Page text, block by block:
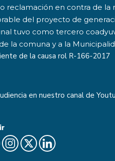
reclamación en contra de
del proyecto de
tuvo como tercero
la comuna y a la
de la causa rol R-166-2017
en nuestro canal de